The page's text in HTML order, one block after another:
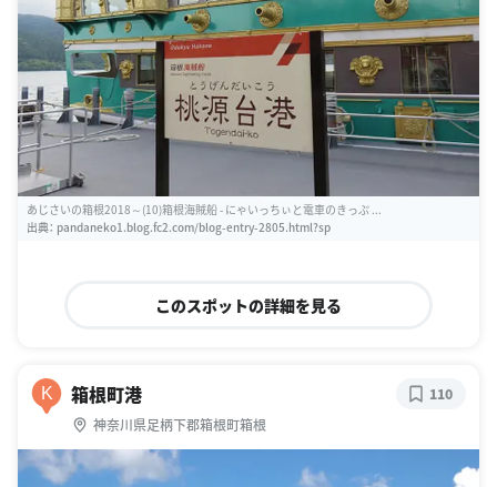
あじさいの箱根2018～(10)箱根海賊船 - にゃいっちぃと電車のきっぷ ...
出典： pandaneko1.blog.fc2.com/blog-entry-2805.html?sp
このスポットの詳細を見る
K 箱根町港
神奈川県足柄下郡箱根町箱根
110